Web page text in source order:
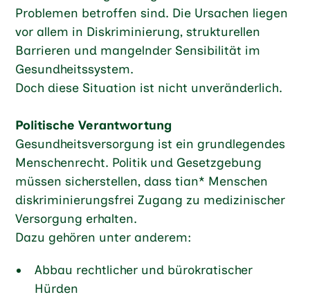
Problemen betroffen sind. Die Ursachen liegen
vor allem in Diskriminierung, strukturellen
Barrieren und mangelnder Sensibilität im
Gesundheitssystem.
Doch diese Situation ist nicht unveränderlich.
Politische Verantwortung
Gesundheitsversorgung ist ein grundlegendes
Menschenrecht. Politik und Gesetzgebung
müssen sicherstellen, dass tian* Menschen
diskriminierungsfrei Zugang zu medizinischer
Versorgung erhalten.
Dazu gehören unter anderem:
Abbau rechtlicher und bürokratischer
Hürden